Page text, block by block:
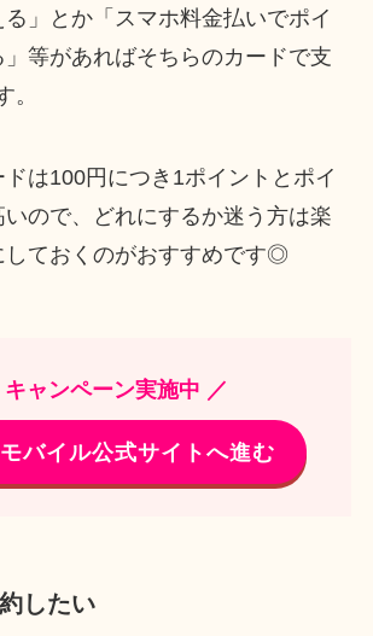
」とか「スマホ料金払いでポイ
等があればそちらのカードで支
。
は100円につき1ポイントとポイ
ので、どれにするか迷う方は楽
しておくのがおすすめです◎
キャンペーン実施中 ／
バイル公式サイトへ進む
したい